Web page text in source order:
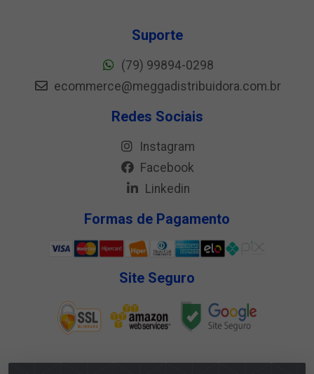
Suporte
(79) 99894-0298
ecommerce@meggadistribuidora.com.br
Redes Sociais
Instagram
Facebook
Linkedin
Formas de Pagamento
Site Seguro